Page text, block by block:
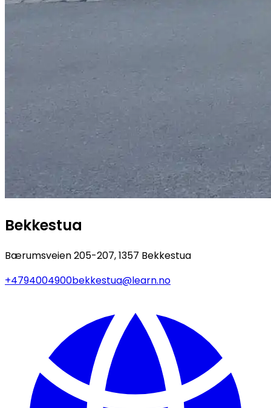
Bekkestua
Bærumsveien 205-207, 1357 Bekkestua
+4794004900bekkestua@learn.no